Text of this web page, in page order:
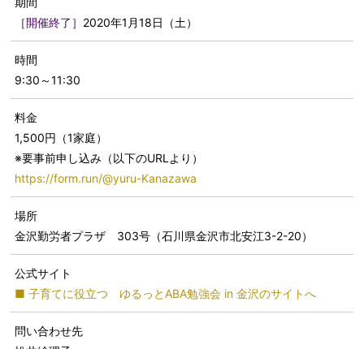
［開催終了］ 2020年1月18日（土）
時間
9:30～11:30
料金
1,500円（1家庭）
※要事前申し込み（以下のURLより）
https://form.run/@yuru-Kanazawa
場所
金沢勤労者プラザ 303号（石川県金沢市北安江3-2-20）
公式サイト
■ 子育てに役立つ ゆるっとABA勉強会 in 金沢のサイトへ
問い合わせ先